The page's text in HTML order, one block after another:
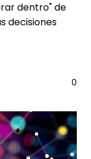
dentro" de
decisiones
0